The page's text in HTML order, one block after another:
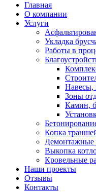
Главная
О компании
Услуги
Укладка
Работы в
Навесы,
Зоны
Камин,
Копка
Демонтажные
Выкопка
Кровельные
Наши проекты
Отзывы
Контакты